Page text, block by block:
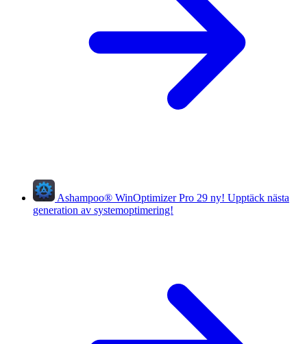
Ashampoo® WinOptimizer Pro 29 ny! Upptäck nästa
generation av systemoptimering!